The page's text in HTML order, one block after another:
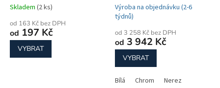
Skladem (2 ks)
od 163 Kč bez DPH
od 197 Kč
VYBRAT
kombinované zapojení
Výroba na objednávku (2-6
týdnů)
od 3 258 Kč bez DPH
od 3 942 Kč
VYBRAT
Bílá Chrom Nerez